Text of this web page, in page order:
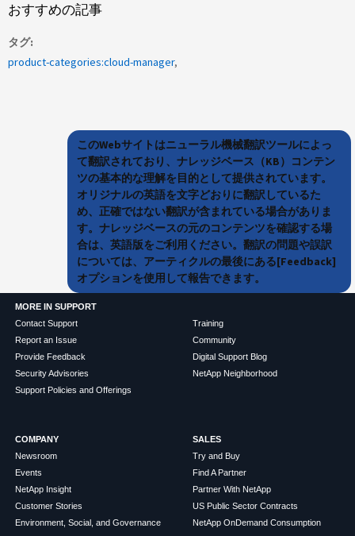
おすすめの記事
タグ
product-categories:cloud-manager
このWebサイトはニューラル機械翻訳ツールによっ
て翻訳されており、ナレッジベース（KB）コンテン
ツの基本的な理解を目的として提供されています。
オリジナルの英語を文字どおりに翻訳しているた
め、正確ではない翻訳が含まれている場合がありま
す。ナレッジベースの元のコンテンツを確認する場
合は、英語版をご利用ください。翻訳の問題や誤訳
については、アーティクルの最後にある[Feedback]
オプションを使用して報告できます。
MORE IN SUPPORT
Contact Support
Report an Issue
Provide Feedback
Security Advisories
Support Policies and Offerings
Training
Community
Digital Support Blog
NetApp Neighborhood
COMPANY
Newsroom
Events
NetApp Insight
Customer Stories
Environment, Social, and Governance
SALES
Try and Buy
Find A Partner
Partner With NetApp
US Public Sector Contracts
NetApp OnDemand Consumption